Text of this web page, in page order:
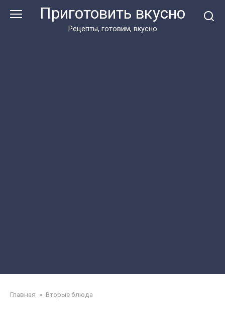
Приготовить вкусно
Рецепты, готовим, вкусно
Главная » Вторые блюда